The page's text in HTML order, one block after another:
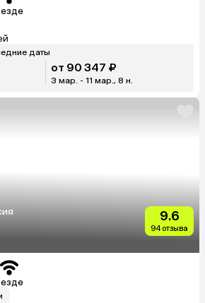
даты
от 90 347 ₽
3 мар. - 11 мар., 8 н.
9.6
94 отзыва